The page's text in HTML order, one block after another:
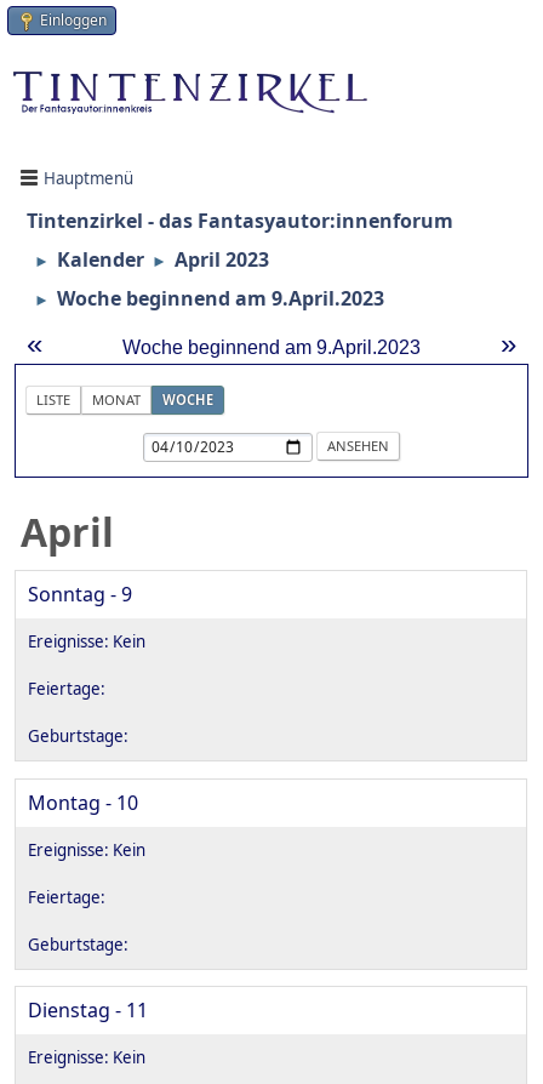
Einloggen
Hauptmenü
Tintenzirkel - das Fantasyautor:innenforum
► Kalender ► April 2023
► Woche beginnend am 9.April.2023
« »
Woche beginnend am 9.April.2023
LISTE MONAT WOCHE
April
Sonntag - 9
Montag - 10
Dienstag - 11